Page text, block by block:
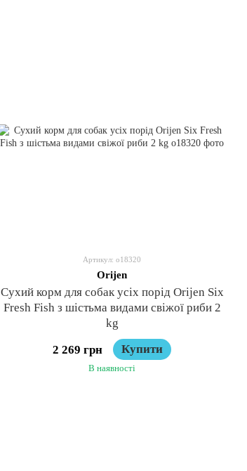
Артикул: o18320
Orijen
Сухий корм для собак усіх порід Orijen Six
Fresh Fish з шістьма видами свіжої риби 2
kg
2 269 грн
Купити
В наявності